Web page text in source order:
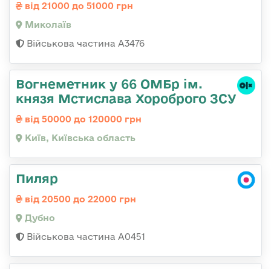
від 21000 до 51000 грн
Миколаїв
Військова частина А3476
Вогнеметник у 66 ОМБр ім.
князя Мстислава Хороброго ЗСУ
від 50000 до 120000 грн
Київ, Київська область
Пиляр
від 20500 до 22000 грн
Дубно
Військова частина А0451